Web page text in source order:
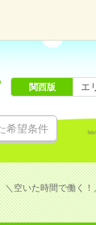
希望条件
関西版 エ
＼空いた時間で働く